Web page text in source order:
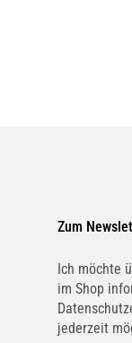
Zum
Ich möchte
im Shop
jederzeit